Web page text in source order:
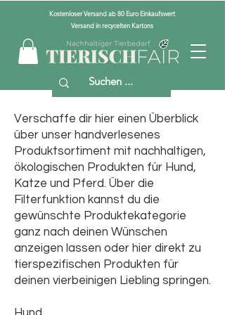
Kostenloser Versand ab 80 Euro Einkaufswert
Versand in recycelten Kartons
Verschaffe dir hier einen Überblick
über unser handverlesenes
Produktsortiment mit nachhaltigen,
ökologischen Produkten für Hund,
Katze und Pferd. Über die
Filterfunktion kannst du die
gewünschte Produktekategorie
ganz nach deinen Wünschen
anzeigen lassen oder hier direkt zu
tierspezifischen Produkten für
deinen vierbeinigen Liebling springen.